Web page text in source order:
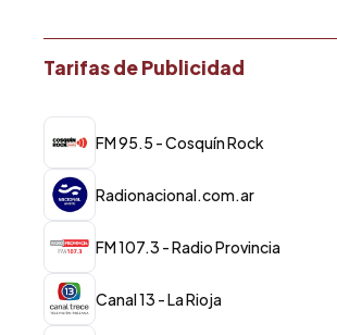
Tarifas de Publicidad
FM 95.5 - Cosquín Rock
Radionacional.com.ar
FM 107.3 - Radio Provincia
Canal 13 - La Rioja